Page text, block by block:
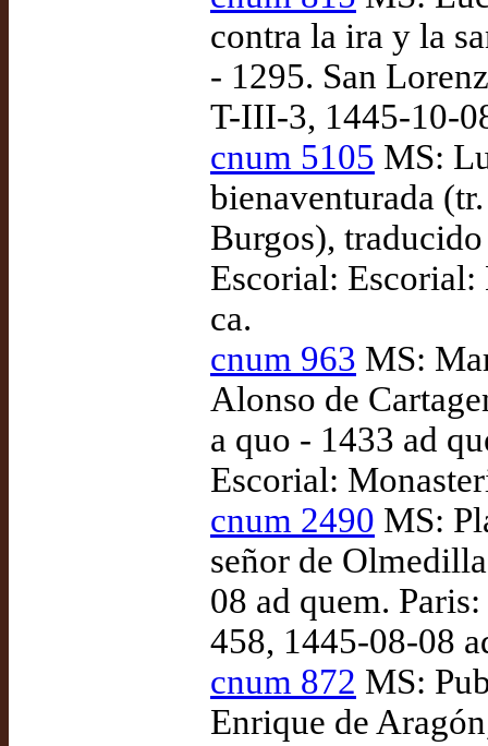
contra la ira y la
- 1295. San
T-III-3, 1445-10-
cnum 5105 MS:
bienaventurada
Burgos),
Escorial:
ca.
cnum 963 MS:
Alonso de
a quo - 1433 ad
Escorial:
cnum 2490 MS:
señor de
08 ad quem.
458, 1445-08-08
cnum 872 MS:
Enrique de